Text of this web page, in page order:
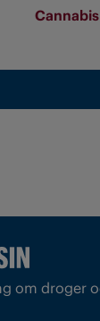
Cannabis
om droger